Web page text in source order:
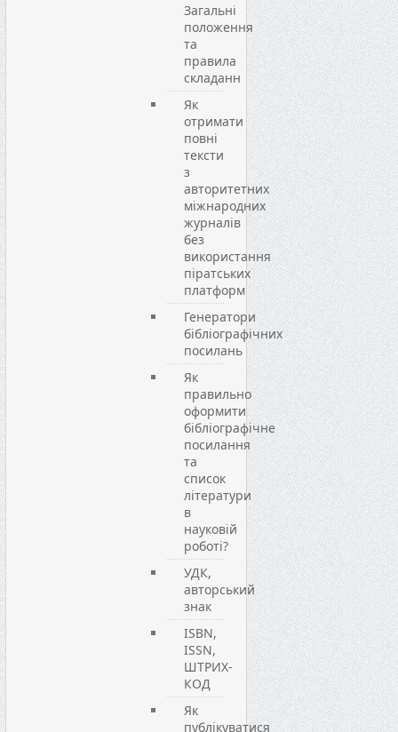
Загальні
положення
та
правила
складанн
Як
отримати
повні
тексти
з
авторитетних
міжнародних
журналів
без
використання
піратських
платформ
Генератори
бібліографічних
посилань
Як
правильно
оформити
бібліографічне
посилання
та
список
літератури
в
науковій
роботі?
УДК,
авторський
знак
ISBN,
ISSN,
ШТРИХ-
КОД
Як
публікуватися